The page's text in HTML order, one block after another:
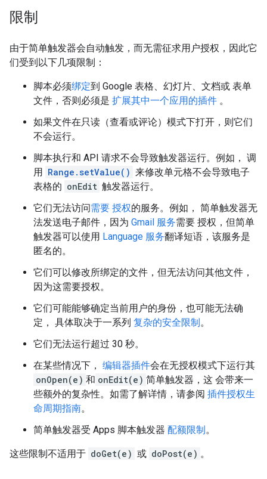
限制
由于简单触发器会自动触发，而无需征求用户授权，因此它
们受到以下几项限制：
脚本必须绑定到 Google 表格、幻灯片、文档或 表单
文件，否则必须是 扩展其中一个应用的插件 。
如果文件在只读（查看或评论）模式下打开，则它们
不会运行。
脚本执行和 API 请求不会导致触发器运行。例如， 调
用 Range.setValue() 来修改单元格不会导致电子
表格的 onEdit 触发器运行。
它们无法访问需要 授权的服务。例如， 简单触发器无
法发送电子邮件，因为 Gmail 服务需要 授权，但简单
触发器可以使用 Language 服务翻译短语，该服务是
匿名的。
它们可以修改所绑定的文件，但无法访问其他文件，
因为这需要授权。
它们可能能够确定当前用户的身份，也可能无法确
定， 具体取决于一系列 复杂的安全限制。
它们无法运行超过 30 秒。
在某些情况下， 编辑器插件会在无授权模式下运行其
onOpen(e) 和 onEdit(e) 简单触发器，这 会带来一
些额外的复杂性。如需了解详情，请参阅 插件授权生
命周期指南。
简单触发器受 Apps 脚本触发器 配额限制。
这些限制不适用于 doGet(e) 或 doPost(e) 。